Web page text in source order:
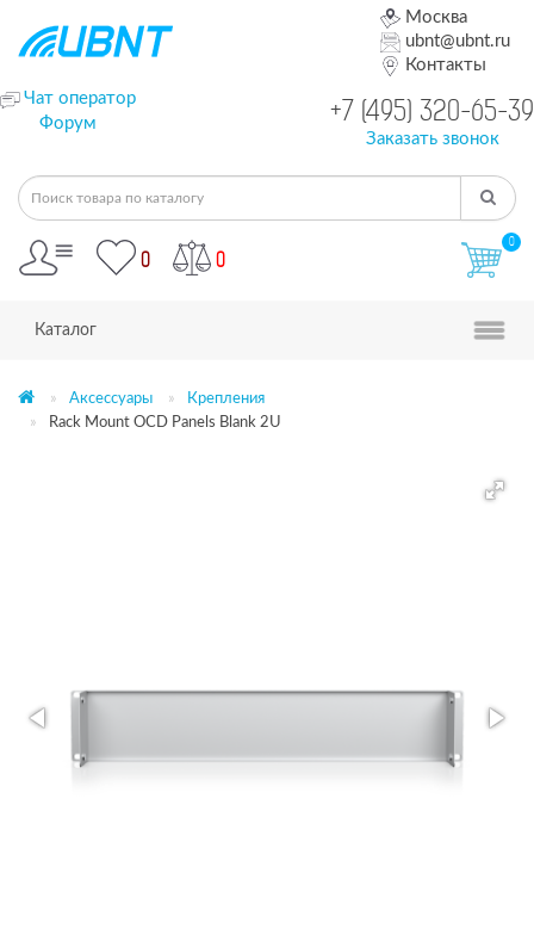
Москва
ubnt@ubnt.ru
Контакты
Чат оператор
Форум
+7 (495) 320-65-39
Заказать звонок
0 0
0
Каталог
Аксессуары
Крепления
Rack Mount OCD Panels Blank 2U